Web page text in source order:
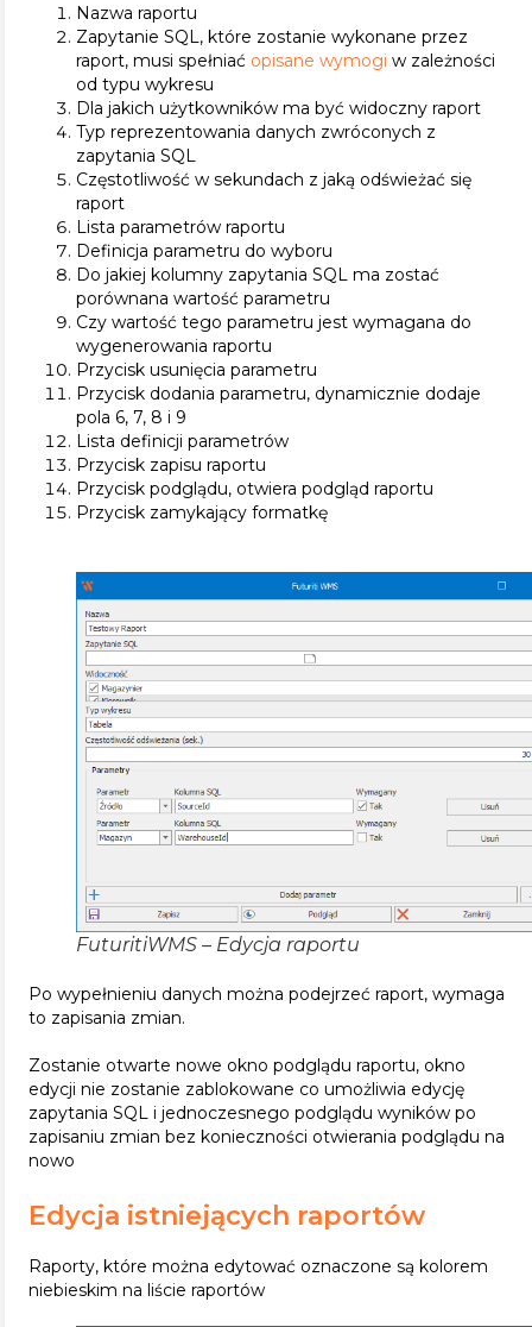
Nazwa raportu
Zapytanie SQL, które zostanie wykonane przez
raport, musi spełniać opisane wymogi w zależności
od typu wykresu
Dla jakich użytkowników ma być widoczny raport
Typ reprezentowania danych zwróconych z
zapytania SQL
Częstotliwość w sekundach z jaką odświeżać się
raport
Lista parametrów raportu
Definicja parametru do wyboru
Do jakiej kolumny zapytania SQL ma zostać
porównana wartość parametru
Czy wartość tego parametru jest wymagana do
wygenerowania raportu
Przycisk usunięcia parametru
Przycisk dodania parametru, dynamicznie dodaje
pola 6, 7, 8 i 9
Lista definicji parametrów
Przycisk zapisu raportu
Przycisk podglądu, otwiera podgląd raportu
Przycisk zamykający formatkę
FuturitiWMS – Edycja raportu
Po wypełnieniu danych można podejrzeć raport, wymaga
to zapisania zmian.
Zostanie otwarte nowe okno podglądu raportu, okno
edycji nie zostanie zablokowane co umożliwia edycję
zapytania SQL i jednoczesnego podglądu wyników po
zapisaniu zmian bez konieczności otwierania podglądu na
nowo
Edycja istniejących raportów
Raporty, które można edytować oznaczone są kolorem
niebieskim na liście raportów